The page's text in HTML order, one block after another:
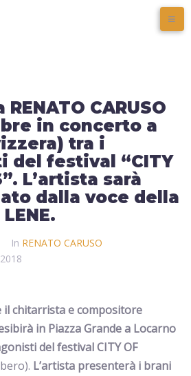
CARUSO
in concerto a
tra i
del festival “CITY
L’artista sarà
dalla voce della
In RENATO CARUSO
il chitarrista e compositore
in Piazza Grande a Locarno
del festival CITY OF
L’artista presenterà i brani